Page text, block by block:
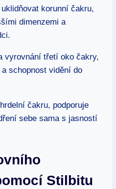
korunní čakru,
dimenzemi a
vyrovnání třetí oko čakry,
schopnost vidění do
čakru, podporuje
sebe sama s jasností
Stilbitu